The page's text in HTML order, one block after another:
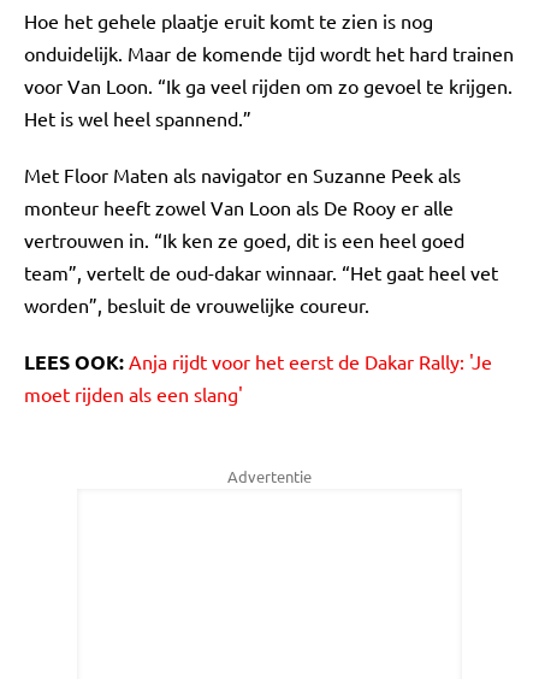
Hoe het gehele plaatje eruit komt te zien is nog
onduidelijk. Maar de komende tijd wordt het hard trainen
voor Van Loon. “Ik ga veel rijden om zo gevoel te krijgen.
Het is wel heel spannend.”
Met Floor Maten als navigator en Suzanne Peek als
monteur heeft zowel Van Loon als De Rooy er alle
vertrouwen in. “Ik ken ze goed, dit is een heel goed
team”, vertelt de oud-dakar winnaar. “Het gaat heel vet
worden”, besluit de vrouwelijke coureur.
LEES OOK: Anja rijdt voor het eerst de Dakar Rally: 'Je
moet rijden als een slang'
Advertentie